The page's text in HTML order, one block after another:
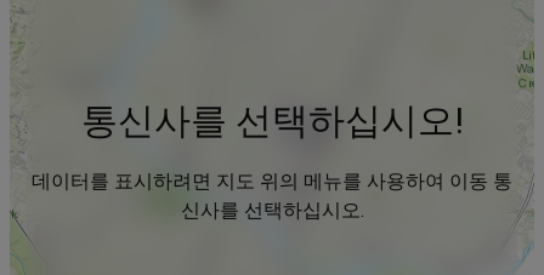
통신사를 선택하십시오!
데이터를 표시하려면 지도 위의 메뉴를 사용하여 이동 통
신사를 선택하십시오.